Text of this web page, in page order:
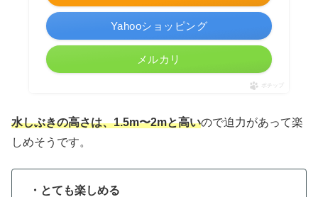
Yahooショッピング
メルカリ
ポチップ
水しぶきの高さは、1.5m〜2mと高いので迫力があって楽
しめそうです。
・とても楽しめる